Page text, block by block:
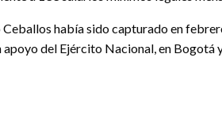
había sido capturado en
del Ejército Nacional, en Bogotá